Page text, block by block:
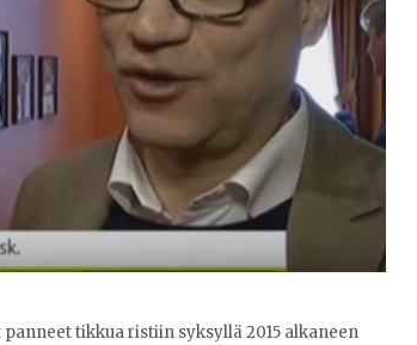
tikkua ristiin syksyllä 2015 alkaneen